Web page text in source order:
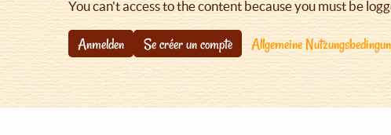
You can't access to the content because you must be
Anmelden Se créer un compte Allgemeine